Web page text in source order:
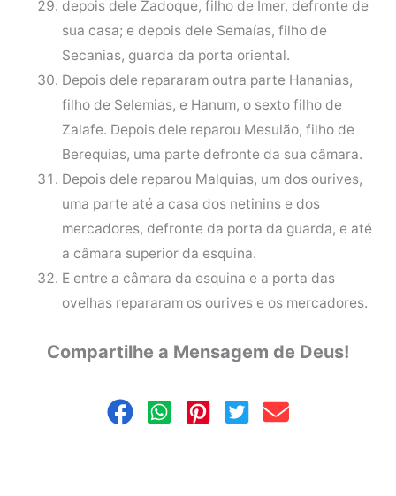
depois dele Zadoque, filho de Imer, defronte de
sua casa; e depois dele Semaías, filho de
Secanias, guarda da porta oriental.
Depois dele repararam outra parte Hananias,
filho de Selemias, e Hanum, o sexto filho de
Zalafe. Depois dele reparou Mesulão, filho de
Berequias, uma parte defronte da sua câmara.
Depois dele reparou Malquias, um dos ourives,
uma parte até a casa dos netinins e dos
mercadores, defronte da porta da guarda, e até
a câmara superior da esquina.
E entre a câmara da esquina e a porta das
ovelhas repararam os ourives e os mercadores.
Compartilhe a Mensagem de Deus!